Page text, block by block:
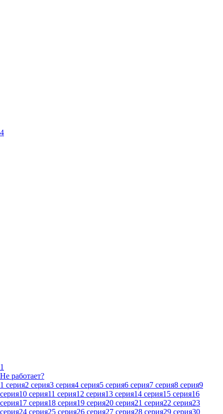
4
1
Не работает?
1 серия2 серия3 серия4 серия5 серия6 серия7 серия8 серия9
серия10 серия11 серия12 серия13 серия14 серия15 серия16
серия17 серия18 серия19 серия20 серия21 серия22 серия23
серия24 серия25 серия26 серия27 серия28 серия29 серия30